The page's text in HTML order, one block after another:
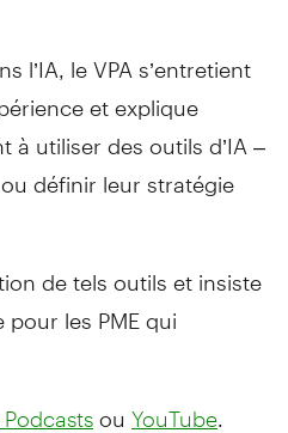
l’IA, le VPA s’entretient
et explique
utiliser des outils d’IA –
définir leur stratégie
de tels outils et insiste
les PME qui
ou YouTube